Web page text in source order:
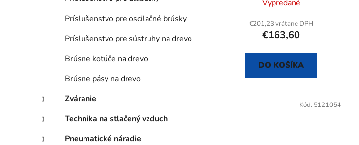
Príslušenstvo pre oscilačné brúsky
Príslušenstvo pre sústruhy na drevo
Brúsne kotúče na drevo
Brúsne pásy na drevo
Zváranie
Technika na stlačený vzduch
Pneumatické náradie
Vypredané
€201,23 vrátane DPH
€163,60
DO KOŠÍKA
Kód: 5121054